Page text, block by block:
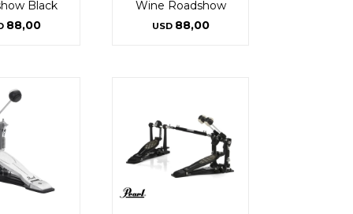
Black
88,00
Wine Roadshow
USD 88,00